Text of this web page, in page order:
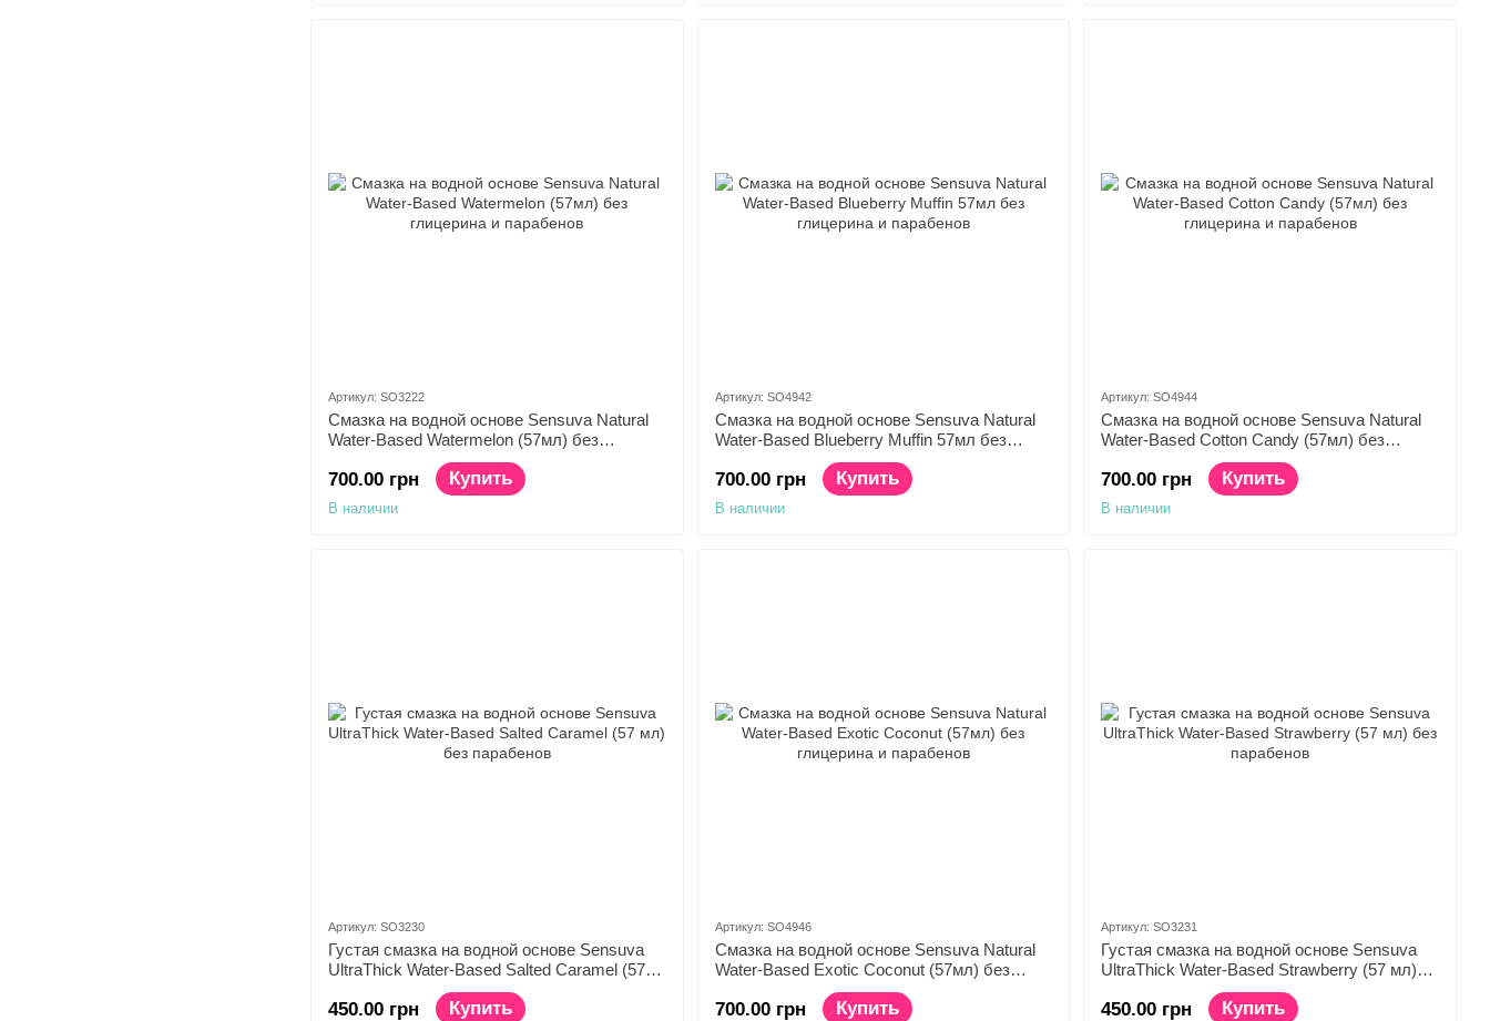
Артикул: SO3222
Смазка на водной основе Sensuva Natural
Water-Based Watermelon (57мл) без
глицерина и парабенов
700.00 грн Купить
В наличии
Артикул: SO4942
Смазка на водной основе Sensuva Natural
Water-Based Blueberry Muffin 57мл без
глицерина и парабенов
700.00 грн Купить
В наличии
Артикул: SO4944
Смазка на водной основе Sensuva Natural
Water-Based Cotton Candy (57мл) без
глицерина и парабенов
700.00 грн Купить
В наличии
Артикул: SO3230
Густая смазка на водной основе Sensuva
UltraThick Water-Based Salted Caramel (57
мл) без парабенов
450.00 грн Купить
Артикул: SO4946
Смазка на водной основе Sensuva Natural
Water-Based Exotic Coconut (57мл) без
глицерина и парабенов
700.00 грн Купить
Артикул: SO3231
Густая смазка на водной основе Sensuva
UltraThick Water-Based Strawberry (57 мл)
450.00 грн Купить